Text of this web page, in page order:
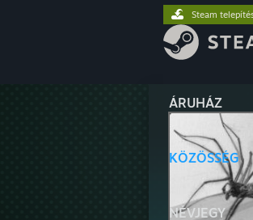
ÁRUHÁZ
KÖZÖSSÉG
NÉVJEGY
Steam